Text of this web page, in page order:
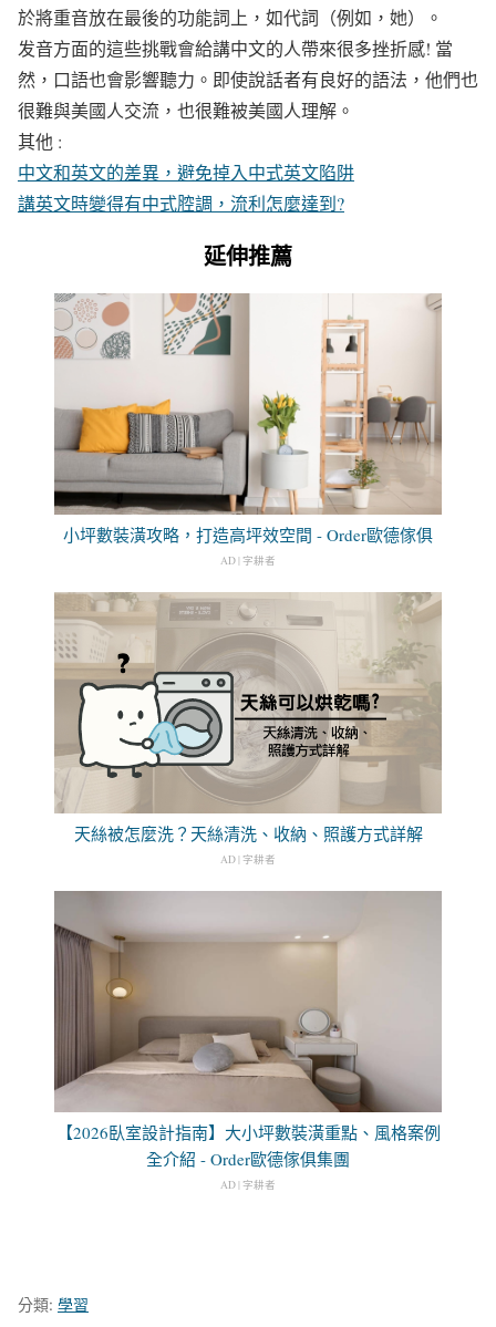
於將重音放在最後的功能詞上，如代詞（例如，她）。
发音方面的這些挑戰會給講中文的人帶來很多挫折感! 當
然，口語也會影響聽力。即使說話者有良好的語法，他們也
很難與美國人交流，也很難被美國人理解。
其他 :
中文和英文的差異，避免掉入中式英文陷阱
講英文時變得有中式腔調，流利怎麼達到?
延伸推薦
小坪數裝潢攻略，打造高坪效空間 - Order歐德傢俱
AD | 字耕者
天絲被怎麼洗？天絲清洗、收納、照護方式詳解
AD | 字耕者
【2026臥室設計指南】大小坪數裝潢重點、風格案例
全介紹 - Order歐德傢俱集團
AD | 字耕者
分類: 學習